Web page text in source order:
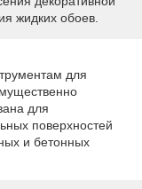
жидких обоев.
для
для
поверхностей
и бетонных